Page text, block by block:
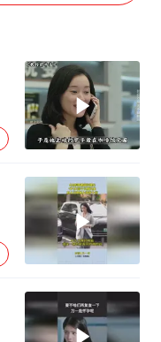
萌娃帮爷爷脱玉米 卖力干活超可爱
奋力开创中国式现代化建设新局面